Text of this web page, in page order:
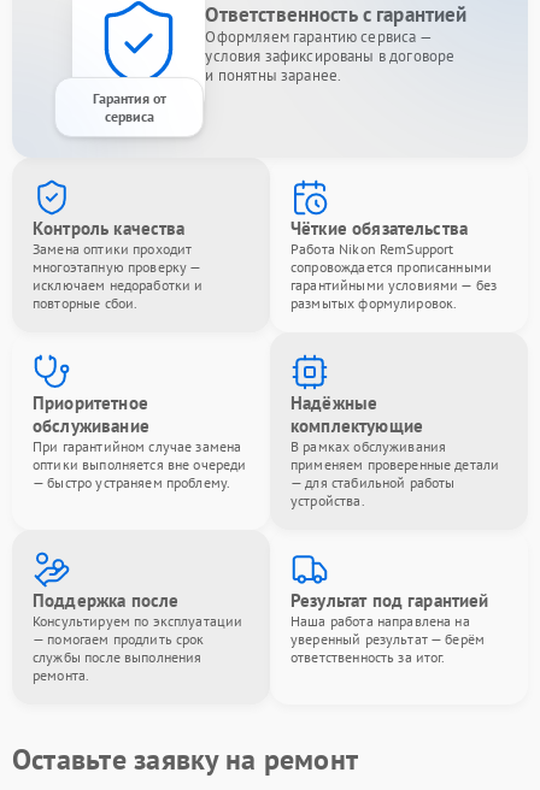
Гарантия от
сервиса
Ответственность с гарантией
Оформляем гарантию сервиса —
условия зафиксированы в договоре
и понятны заранее.
Контроль качества
Замена оптики проходит
многоэтапную проверку —
исключаем недоработки и
повторные сбои.
Чёткие обязательства
Работа Nikon RemSupport
сопровождается прописанными
гарантийными условиями — без
размытых формулировок.
Приоритетное
обслуживание
При гарантийном случае замена
оптики выполняется вне очереди
— быстро устраняем проблему.
Надёжные
комплектующие
В рамках обслуживания
применяем проверенные детали
— для стабильной работы
устройства.
Поддержка после
Консультируем по эксплуатации
— помогаем продлить срок
службы после выполнения
ремонта.
Результат под гарантией
Наша работа направлена на
уверенный результат — берём
ответственность за итог.
Оставьте заявку на ремонт